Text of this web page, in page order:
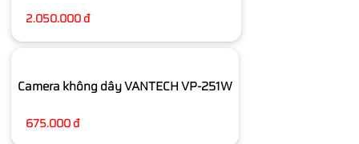
2.050.000 đ
Camera không dây VANTECH VP-251W
675.000 đ